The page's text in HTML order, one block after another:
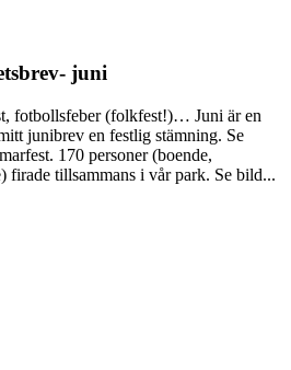
juni
fotbollsfeber (folkfest!)… Juni är en
junibrev en festlig stämning. Se
170 personer (boende,
firade tillsammans i vår park. Se bild...